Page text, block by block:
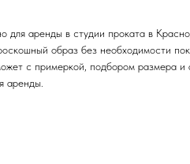
для аренды в студии проката в
образ без необходимости
с примеркой, подбором размера и
аренды.